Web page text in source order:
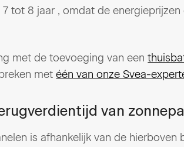
tot 8 jaar , omdat de
met de toevoeging van een
metéén van onze Svea-
van
is afhankelijk van de hierboven